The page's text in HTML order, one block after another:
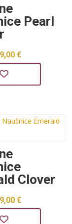
Pearl
€.
€
je:
Clover
€